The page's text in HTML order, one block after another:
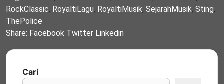
RockClassic, RoyaltiLagu, RoyaltiMusik, SejarahMusik, Sting,
ThePolice
Share: Facebook Twitter Linkedin
Cari